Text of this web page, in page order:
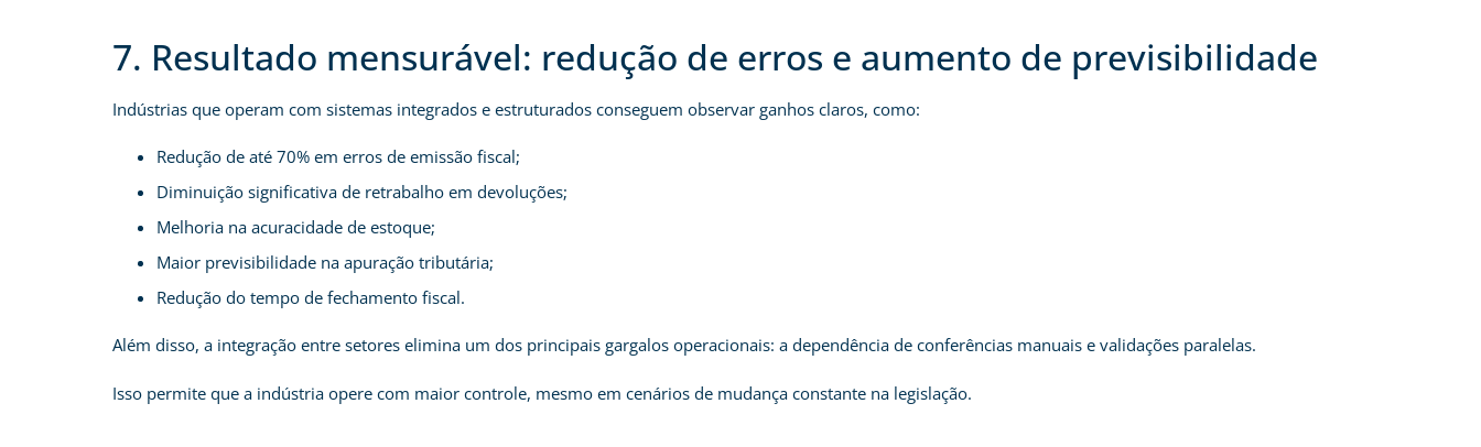
7. Resultado mensurável: redução de erros e aumento de previsibilidade
Indústrias que operam com sistemas integrados e estruturados conseguem observar ganhos claros, como:
Redução de até 70% em erros de emissão fiscal;
Diminuição significativa de retrabalho em devoluções;
Melhoria na acuracidade de estoque;
Maior previsibilidade na apuração tributária;
Redução do tempo de fechamento fiscal.
Além disso, a integração entre setores elimina um dos principais gargalos operacionais: a dependência de conferências manuais e validações paralelas.
Isso permite que a indústria opere com maior controle, mesmo em cenários de mudança constante na legislação.